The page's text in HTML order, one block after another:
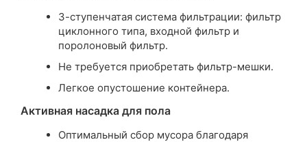
3-ступенчатая система фильтрации: фильтр
циклонного типа, входной фильтр и
поролоновый фильтр.
Не требуется приобретать фильтр-мешки.
Легкое опустошение контейнера.
Активная насадка для пола
Оптимальный сбор мусора благодаря